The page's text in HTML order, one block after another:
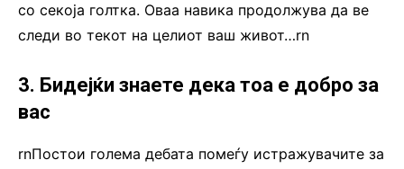
со секоја голтка. Оваа навика продолжува да ве
следи во текот на целиот ваш живот…rn
3. Бидејќи знаете дека тоа е добро за
вас
rnПостои голема дебата помеѓу истражувачите за